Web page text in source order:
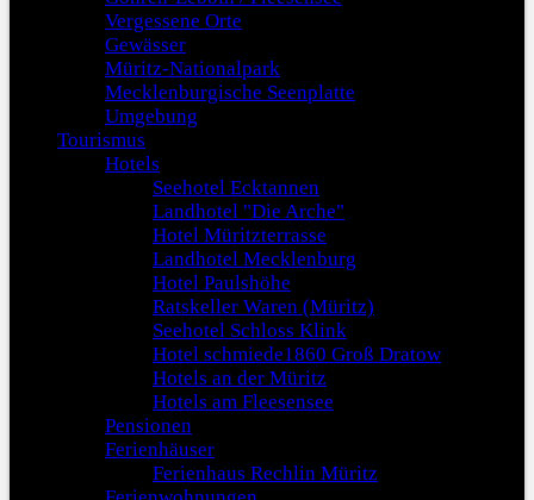
Vergessene Orte
Gewässer
Müritz-Nationalpark
Mecklenburgische Seenplatte
Umgebung
Tourismus
Hotels
Seehotel Ecktannen
Landhotel "Die Arche"
Hotel Müritzterrasse
Landhotel Mecklenburg
Hotel Paulshöhe
Ratskeller Waren (Müritz)
Seehotel Schloss Klink
Hotel schmiede1860 Groß Dratow
Hotels an der Müritz
Hotels am Fleesensee
Pensionen
Ferienhäuser
Ferienhaus Rechlin Müritz